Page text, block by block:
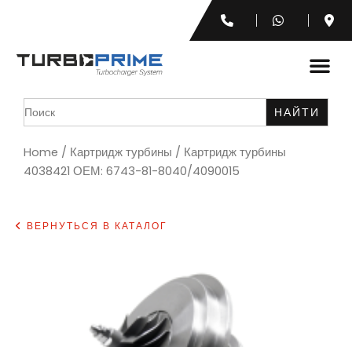
Search
for:
Home / Картридж турбины / Картридж турбины
4038421 ОЕМ: 6743-81-8040/4090015
ВЕРНУТЬСЯ В КАТАЛОГ